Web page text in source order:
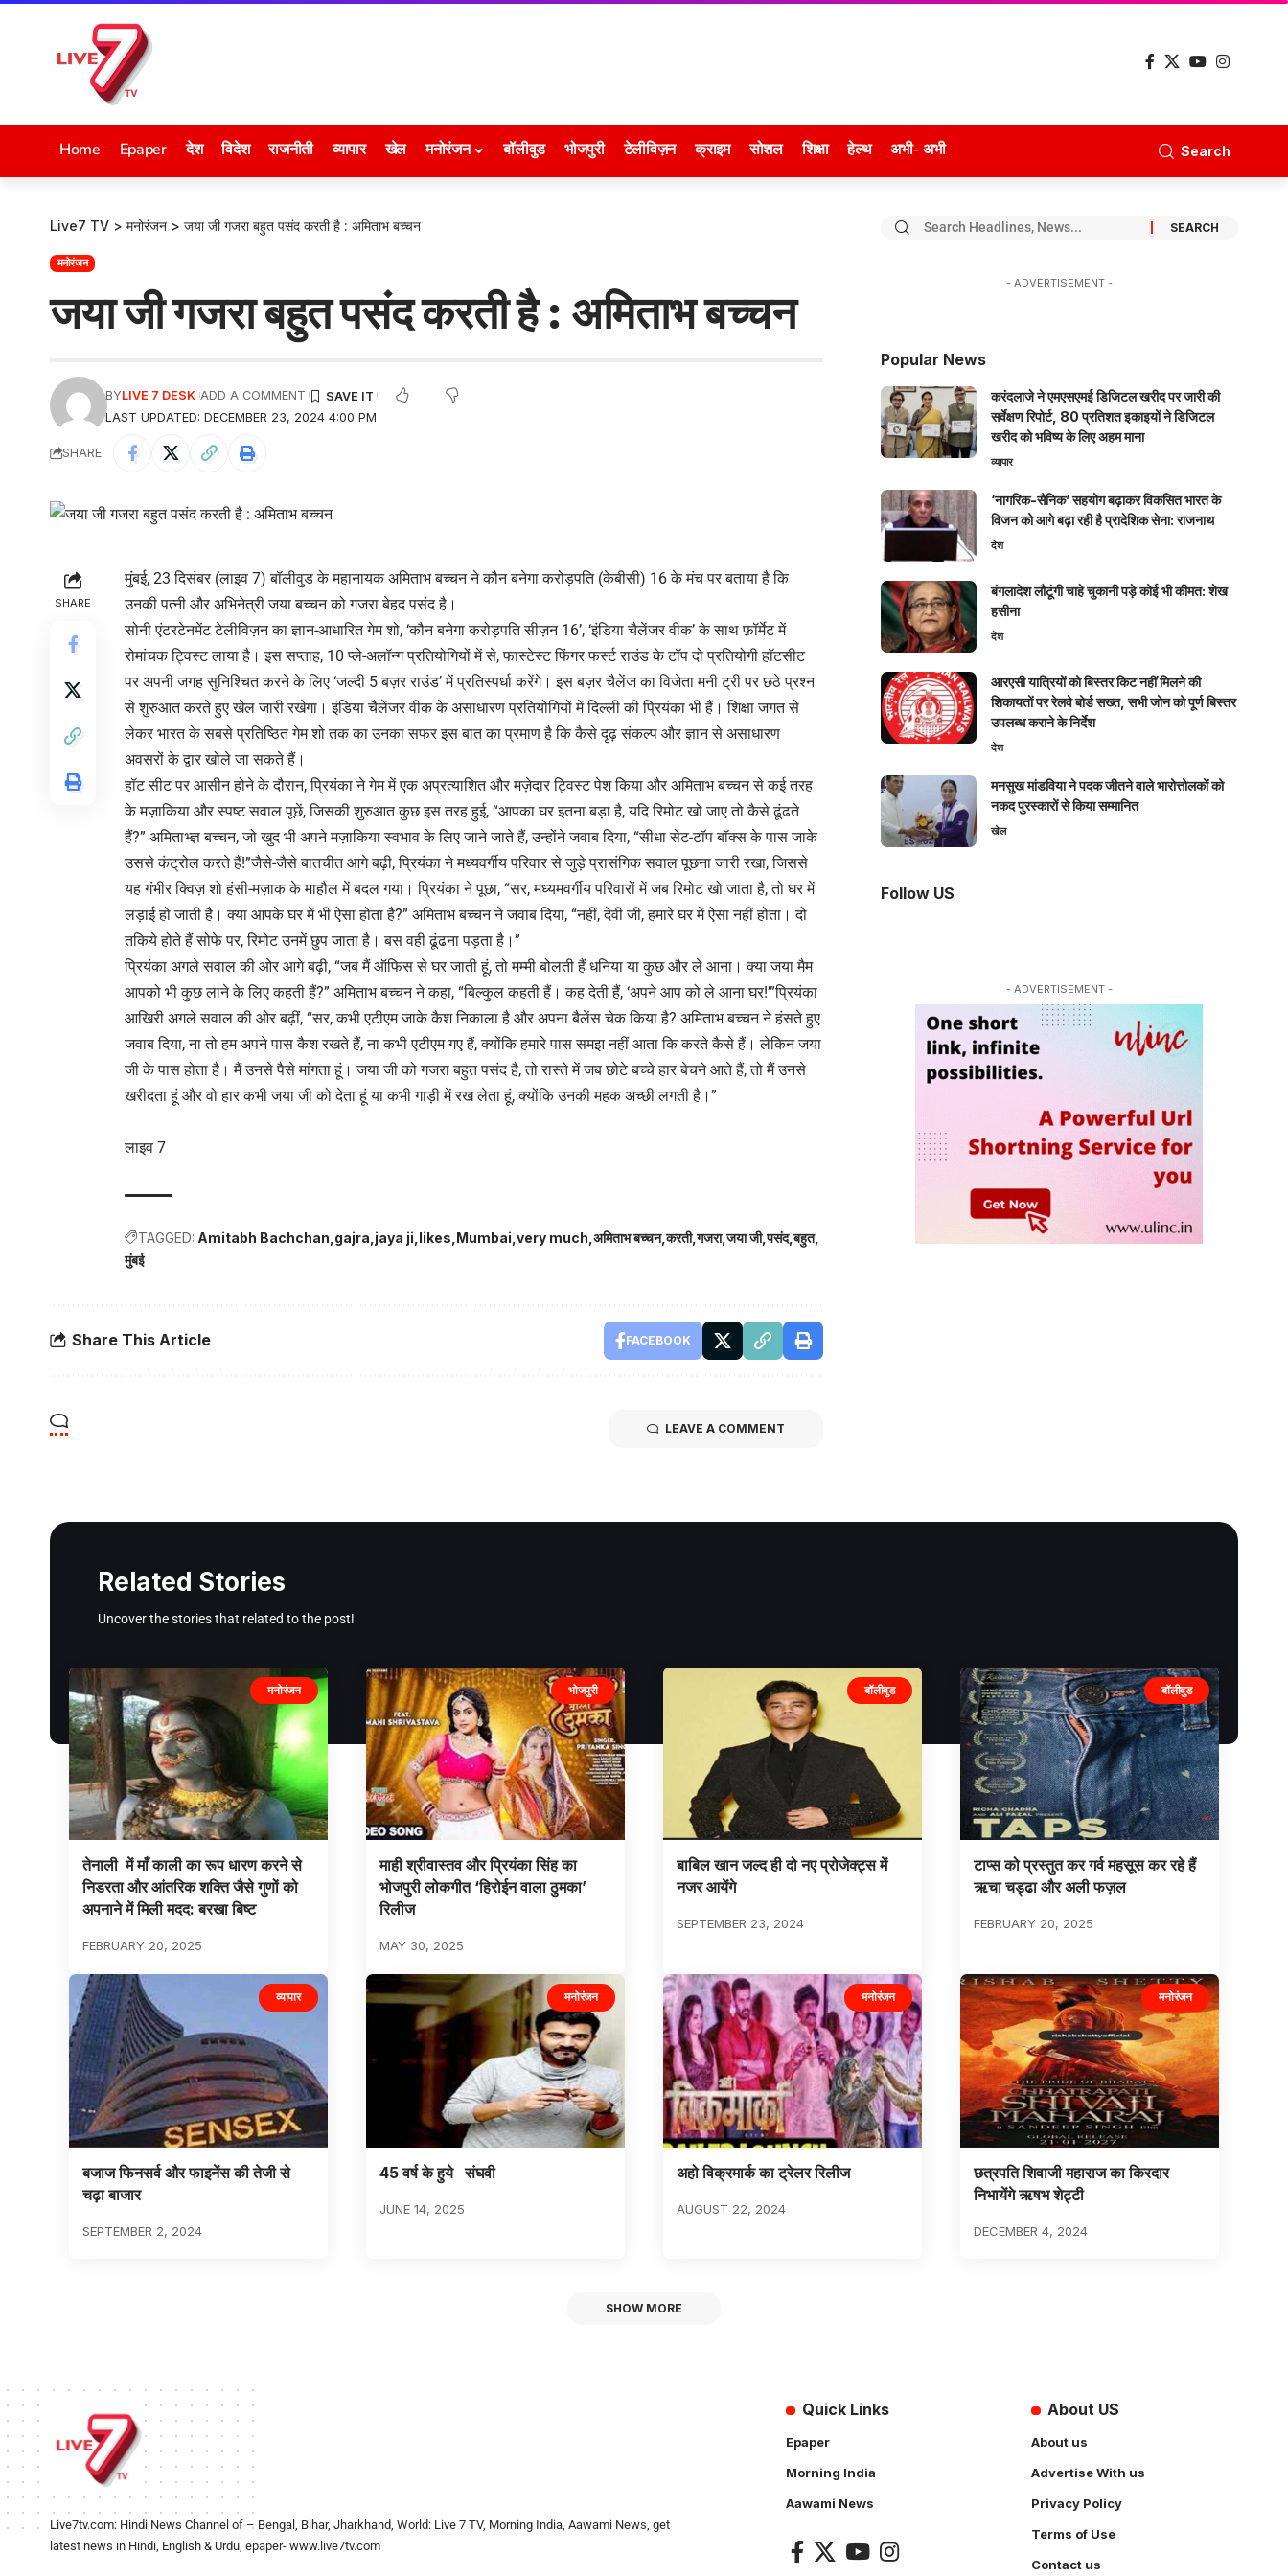
Home Epaper देश विदेश राजनीती व्यापार खेल मनोरंजन बॉलीवुड भोजपुरी टेलीविज़न क्राइम सोशल शिक्षा हेल्थ अभी- अभी Search
Live7 TV > मनोरंजन > जया जी गजरा बहुत पसंद करती है : अमिताभ बच्चन
मनोरंजन
जया जी गजरा बहुत पसंद करती है : अमिताभ बच्चन
LAST UPDATED: DECEMBER 23, 2024 4:00 PM
BYLIVE 7 DESK ADD A COMMENT
SHARE
SHARE
मुंबई, 23 दिसंबर (लाइव 7) बॉलीवुड के महानायक अमिताभ बच्चन ने कौन बनेगा करोड़पति (केबीसी) 16 के मंच पर बताया है कि
उनकी पत्नी और अभिनेत्री जया बच्चन को गजरा बेहद पसंद है।
सोनी एंटरटेनमेंट टेलीविज़न का ज्ञान-आधारित गेम शो, ‘कौन बनेगा करोड़पति सीज़न 16’, ‘इंडिया चैलेंजर वीक’ के साथ फ़ॉर्मेट में
रोमांचक ट्विस्ट लाया है। इस सप्ताह, 10 प्ले-अलॉन्ग प्रतियोगियों में से, फास्टेस्ट फिंगर फर्स्ट राउंड के टॉप दो प्रतियोगी हॉटसीट
पर अपनी जगह सुनिश्चित करने के लिए ‘जल्दी 5 बज़र राउंड’ में प्रतिस्पर्धा करेंगे। इस बज़र चैलेंज का विजेता मनी ट्री पर छठे प्रश्न
से शुरुआत करते हुए खेल जारी रखेगा। इंडिया चैलेंजर वीक के असाधारण प्रतियोगियों में दिल्ली की प्रियंका भी हैं। शिक्षा जगत से
लेकर भारत के सबसे प्रतिष्ठित गेम शो तक का उनका सफर इस बात का प्रमाण है कि कैसे दृढ़ संकल्प और ज्ञान से असाधारण
अवसरों के द्वार खोले जा सकते हैं।
हॉट सीट पर आसीन होने के दौरान, प्रियंका ने गेम में एक अप्रत्याशित और मज़ेदार ट्विस्ट पेश किया और अमिताभ बच्चन से कई तरह
के मज़ाकिया और स्पष्ट सवाल पूछें, जिसकी शुरुआत कुछ इस तरह हुई, “आपका घर इतना बड़ा है, यदि रिमोट खो जाए तो कैसे ढूंढते
हैं?” अमिताभ्ज्ञ बच्चन, जो खुद भी अपने मज़ाकिया स्वभाव के लिए जाने जाते हैं, उन्होंने जवाब दिया, “सीधा सेट-टॉप बॉक्स के पास जाके
उससे कंट्रोल करते हैं!”जैसे-जैसे बातचीत आगे बढ़ी, प्रियंका ने मध्यवर्गीय परिवार से जुड़े प्रासंगिक सवाल पूछना जारी रखा, जिससे
यह गंभीर क्विज़ शो हंसी-मज़ाक के माहौल में बदल गया। प्रियंका ने पूछा, “सर, मध्यमवर्गीय परिवारों में जब रिमोट खो जाता है, तो घर में
लड़ाई हो जाती है। क्या आपके घर में भी ऐसा होता है?” अमिताभ बच्चन ने जवाब दिया, “नहीं, देवी जी, हमारे घर में ऐसा नहीं होता। दो
तकिये होते हैं सोफे पर, रिमोट उनमें छुप जाता है। बस वही ढूंढना पड़ता है।”
प्रियंका अगले सवाल की ओर आगे बढ़ी, “जब मैं ऑफिस से घर जाती हूं, तो मम्मी बोलती हैं धनिया या कुछ और ले आना। क्या जया मैम
आपको भी कुछ लाने के लिए कहती हैं?” अमिताभ बच्चन ने कहा, “बिल्कुल कहती हैं। कह देती हैं, ‘अपने आप को ले आना घर!’”प्रियंका
आखिरी अगले सवाल की ओर बढ़ीं, “सर, कभी एटीएम जाके कैश निकाला है और अपना बैलेंस चेक किया है? अमिताभ बच्चन ने हंसते हुए
जवाब दिया, ना तो हम अपने पास कैश रखते हैं, ना कभी एटीएम गए हैं, क्योंकि हमारे पास समझ नहीं आता कि करते कैसे हैं। लेकिन जया
जी के पास होता है। मैं उनसे पैसे मांगता हूं। जया जी को गजरा बहुत पसंद है, तो रास्ते में जब छोटे बच्चे हार बेचने आते हैं, तो मैं उनसे
खरीदता हूं और वो हार कभी जया जी को देता हूं या कभी गाड़ी में रख लेता हूं, क्योंकि उनकी महक अच्छी लगती है।”
लाइव 7
TAGGED: Amitabh Bachchan gajra jaya ji likes Mumbai very much अमिताभ बच्चन करती गजरा जया जी पसंद बहुत
मुंबई
Share This Article FACEBOOK
LEAVE A COMMENT
- ADVERTISEMENT -
Popular News
करंदलाजे ने एमएसएमई डिजिटल खरीद पर जारी की
सर्वेक्षण रिपोर्ट, 80 प्रतिशत इकाइयों ने डिजिटल
खरीद को भविष्य के लिए अहम माना
व्यापार
‘नागरिक-सैनिक’ सहयोग बढ़ाकर विकसित भारत के
विजन को आगे बढ़ा रही है प्रादेशिक सेना: राजनाथ
देश
बंगलादेश लौटूंगी चाहे चुकानी पड़े कोई भी कीमत: शेख
हसीना
देश
आरएसी यात्रियों को बिस्तर किट नहीं मिलने की
शिकायतों पर रेलवे बोर्ड सख्त, सभी जोन को पूर्ण बिस्तर
उपलब्ध कराने के निर्देश
देश
मनसुख मांडविया ने पदक जीतने वाले भारोत्तोलकों को
नकद पुरस्कारों से किया सम्मानित
खेल
Follow US
- ADVERTISEMENT -
Related Stories
Uncover the stories that related to the post!
मनोरंजन
तेनाली में माँ काली का रूप धारण करने से
निडरता और आंतरिक शक्ति जैसे गुणों को
अपनाने में मिली मदद: बरखा बिष्ट
FEBRUARY 20, 2025
भोजपुरी
माही श्रीवास्तव और प्रियंका सिंह का
भोजपुरी लोकगीत ‘हिरोईन वाला ठुमका’
रिलीज
MAY 30, 2025
बॉलीवुड
बाबिल खान जल्द ही दो नए प्रोजेक्ट्स में
नजर आयेंगे
SEPTEMBER 23, 2024
बॉलीवुड
टाप्स को प्रस्तुत कर गर्व महसूस कर रहे हैं
ऋचा चड्ढा और अली फज़ल
FEBRUARY 20, 2025
व्यापार
बजाज फिनसर्व और फाइनेंस की तेजी से
चढ़ा बाजार
SEPTEMBER 2, 2024
मनोरंजन
45 वर्ष के हुये संघवी
JUNE 14, 2025
मनोरंजन
अहो विक्रमार्क का ट्रेलर रिलीज
AUGUST 22, 2024
मनोरंजन
छत्रपति शिवाजी महाराज का किरदार
निभायेंगे ऋषभ शेट्टी
DECEMBER 4, 2024
SHOW MORE
Live7tv.com: Hindi News Channel of – Bengal, Bihar, Jharkhand, World: Live 7 TV, Morning India, Aawami News, get
latest news in Hindi, English & Urdu, epaper- www.live7tv.com
Quick Links
Epaper
Morning India
Aawami News
About US
About us
Advertise With us
Privacy Policy
Terms of Use
Contact us